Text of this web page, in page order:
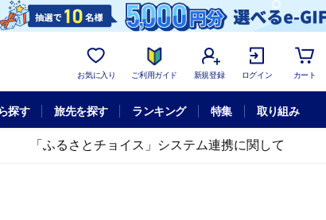
お気に入り ご利用ガイド 新規登録 ログイン カート
探す 旅先を探す ランキング 特集 取り組み
「ふるさとチョイス」システム連携に関して